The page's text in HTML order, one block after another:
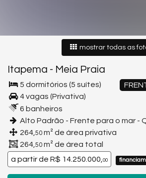
mostrar todas as
Itapema - Meia Praia
5 dormitórios (5 suítes)
4 vagas (Privativa)
6 banheiros
Alto Padrão - Frente para o mar -
264, 50 m² de área privativa
264, 50 m² de área total
a partir de R$ 14.250.000, 00